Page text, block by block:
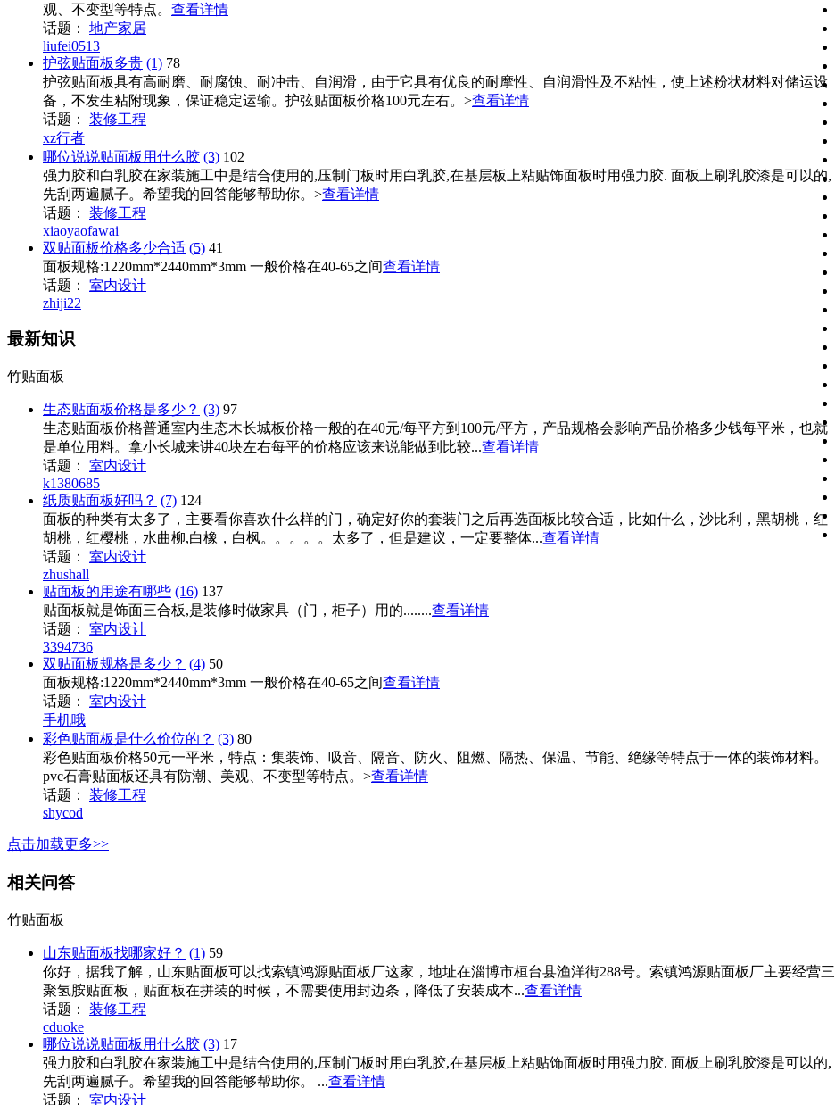
观、不变型等特点。 查看详情
话题：
地产家居
liufei0513
护弦贴面板多贵 (1) 78
护弦贴面板具有高耐磨、耐腐蚀、耐冲击、自润滑，由于它具有优良的耐摩性、自润滑性及不粘性，使上述粉状材料对储运设
备，不发生粘附现象，保证稳定运输。护弦贴面板价格100元左右。>查看详情
话题：
装修工程
xz行者
哪位说说贴面板用什么胶 (3) 102
强力胶和白乳胶在家装施工中是结合使用的,压制门板时用白乳胶,在基层板上粘贴饰面板时用强力胶. 面板上刷乳胶漆是可以的,
先刮两遍腻子。希望我的回答能够帮助你。>查看详情
话题：
装修工程
xiaoyaofawai
双贴面板价格多少合适 (5) 41
面板规格:1220mm*2440mm*3mm 一般价格在40-65之间查看详情
话题：
室内设计
zhiji22
最新知识
竹贴面板
生态贴面板价格是多少？ (3) 97
生态贴面板价格普通室内生态木长城板价格一般的在40元/每平方到100元/平方，产品规格会影响产品价格多少钱每平米，也就
是单位用料。拿小长城来讲40块左右每平的价格应该来说能做到比较...查看详情
话题：
室内设计
k1380685
纸质贴面板好吗？ (7) 124
面板的种类有太多了，主要看你喜欢什么样的门，确定好你的套装门之后再选面板比较合适，比如什么，沙比利，黑胡桃，红
胡桃，红樱桃，水曲柳,白橡，白枫。。。。。太多了，但是建议，一定要整体...查看详情
话题：
室内设计
zhushall
贴面板的用途有哪些 (16) 137
贴面板就是饰面三合板,是装修时做家具（门，柜子）用的........查看详情
话题：
室内设计
3394736
双贴面板规格是多少？ (4) 50
面板规格:1220mm*2440mm*3mm 一般价格在40-65之间查看详情
话题：
室内设计
手机哦
彩色贴面板是什么价位的？ (3) 80
彩色贴面板价格50元一平米，特点：集装饰、吸音、隔音、防火、阻燃、隔热、保温、节能、绝缘等特点于一体的装饰材料。
pvc石膏贴面板还具有防潮、美观、不变型等特点。>查看详情
话题：
装修工程
shycod
点击加载更多>>
相关问答
竹贴面板
山东贴面板找哪家好？ (1) 59
你好，据我了解，山东贴面板可以找索镇鸿源贴面板厂这家，地址在淄博市桓台县渔洋街288号。索镇鸿源贴面板厂主要经营三
聚氢胺贴面板，贴面板在拼装的时候，不需要使用封边条，降低了安装成本...查看详情
话题：
装修工程
cduoke
哪位说说贴面板用什么胶 (3) 17
强力胶和白乳胶在家装施工中是结合使用的,压制门板时用白乳胶,在基层板上粘贴饰面板时用强力胶. 面板上刷乳胶漆是可以的,
先刮两遍腻子。希望我的回答能够帮助你。 ...查看详情
话题：
室内设计